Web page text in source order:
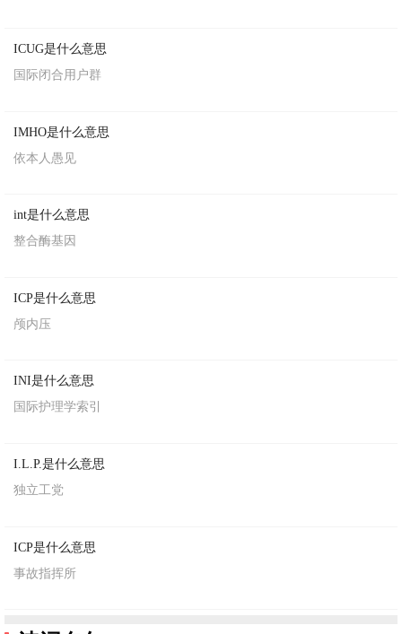
ICUG是什么意思
国际闭合用户群
IMHO是什么意思
依本人愚见
int是什么意思
整合酶基因
ICP是什么意思
颅内压
INI是什么意思
国际护理学索引
I.L.P.是什么意思
独立工党
ICP是什么意思
事故指挥所